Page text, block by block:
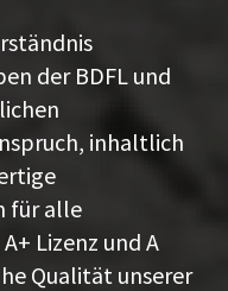
der BDFL und
inhaltlich
für alle
Lizenz und A
Qualität unserer